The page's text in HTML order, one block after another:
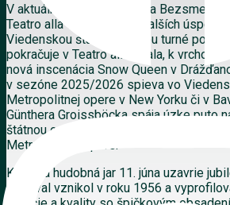
V aktuálnej sezóne sa Olga
Teatro alla Scala, okrem ďalších
Viedenskou štátnou operou turné po
pokračuje v Teatro alla Scala, k
nová inscenácia Snow Queen v
v sezóne 2025/2026 spieva vo
Metropolitnej opere v New Yorku či v
Günthera Groissböcka spája úzke puto
štátnou operou, výraznú stopu zanechal
Metropolitnej opere.
Košická hudobná jar 11. júna uzavrie
Festival vznikol v roku 1956 a